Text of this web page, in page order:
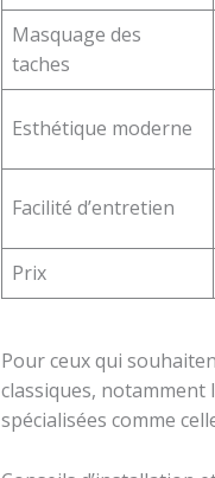
Masquage des
taches
Esthétique moderne
Facilité d’entretien
Prix
Pour ceux qui
classiques, notamment
spécialisées comme